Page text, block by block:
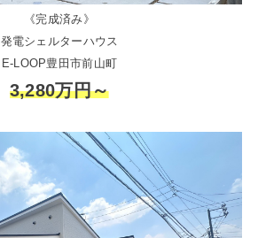
《完成済み》
発電シェルターハウス
E-LOOP豊田市前山町
3,280万円～